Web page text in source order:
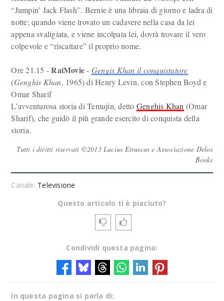
“Jumpin’ Jack Flash”. Bernie è una libraia di giorno e ladra di
notte; quando viene trovato un cadavere nella casa da lei
appena svaligiata, e viene incolpata lei, dovrà trovare il vero
colpevole e “riscattare” il proprio nome.
Ore 21.15 -RaiMovie- Gengis Khan il conquistatore
(Genghis Khan, 1965) di Henry Levin, con Stephen Boyd e
Omar Sharif
L’avventurosa storia di Temujin, detto Genghis Khan (Omar
Sharif), che guidò il più grande esercito di conquista della
storia.
Tutti i diritti riservati ©2013 Lucius Etruscus e Associazione Delos
Books
Canale: Televisione
Questo articolo ti è piaciuto?
Condividi questa pagina:
In questa pagina si parla di: